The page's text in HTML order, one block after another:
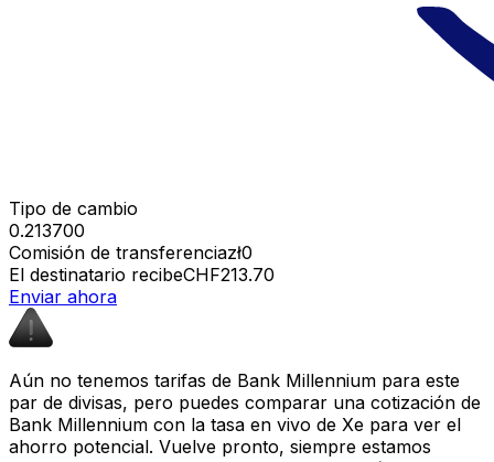
Tipo de cambio
0.213700
Comisión de transferenciazł0
El destinatario recibeCHF213.70
Enviar ahora
Aún no tenemos tarifas de Bank Millennium para este
par de divisas, pero puedes comparar una cotización de
Bank Millennium con la tasa en vivo de Xe para ver el
ahorro potencial. Vuelve pronto, siempre estamos